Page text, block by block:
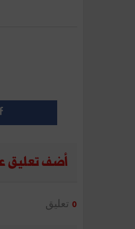
أضف تعليق
0 تعليق